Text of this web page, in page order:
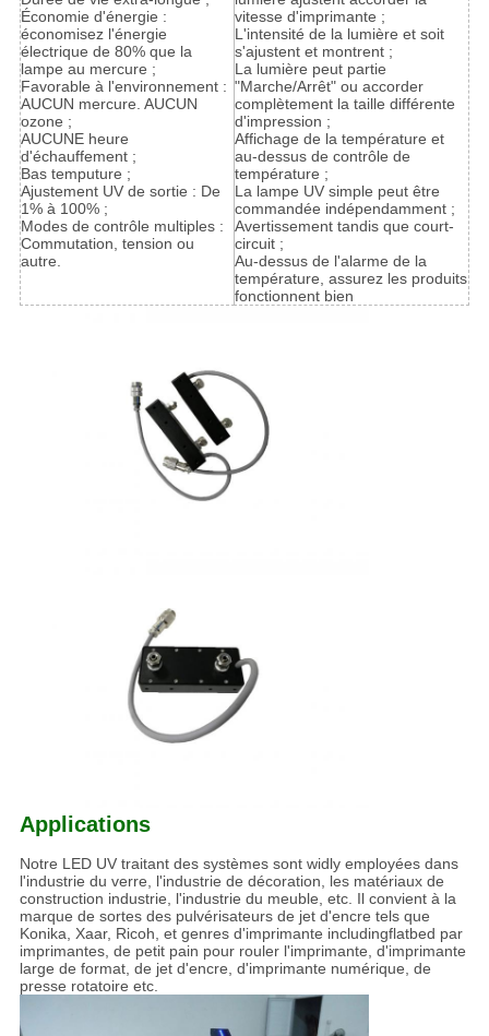
Économie d'énergie :
économisez l'énergie
électrique de 80% que la
lampe au mercure ;
Favorable à l'environnement :
AUCUN mercure. AUCUN
ozone ;
AUCUNE heure
d'échauffement ;
Bas temputure ;
Ajustement UV de sortie : De
1% à 100% ;
Modes de contrôle multiples :
Commutation, tension ou
autre.
vitesse d'imprimante ;
L'intensité de la lumière et soit
s'ajustent et montrent ;
La lumière peut partie
"Marche/Arrêt" ou accorder
complètement la taille différente
d'impression ;
Affichage de la température et
au-dessus de contrôle de
température ;
La lampe UV simple peut être
commandée indépendamment ;
Avertissement tandis que court-
circuit ;
Au-dessus de l'alarme de la
température, assurez les produits
fonctionnent bien
Applications
Notre LED UV traitant des systèmes sont widly employées dans
l'industrie du verre, l'industrie de décoration, les matériaux de
construction industrie, l'industrie du meuble, etc. Il convient à la
marque de sortes des pulvérisateurs de jet d'encre tels que
Konika, Xaar, Ricoh, et genres d'imprimante includingflatbed par
imprimantes, de petit pain pour rouler l'imprimante, d'imprimante
large de format, de jet d'encre, d'imprimante numérique, de
presse rotatoire etc.